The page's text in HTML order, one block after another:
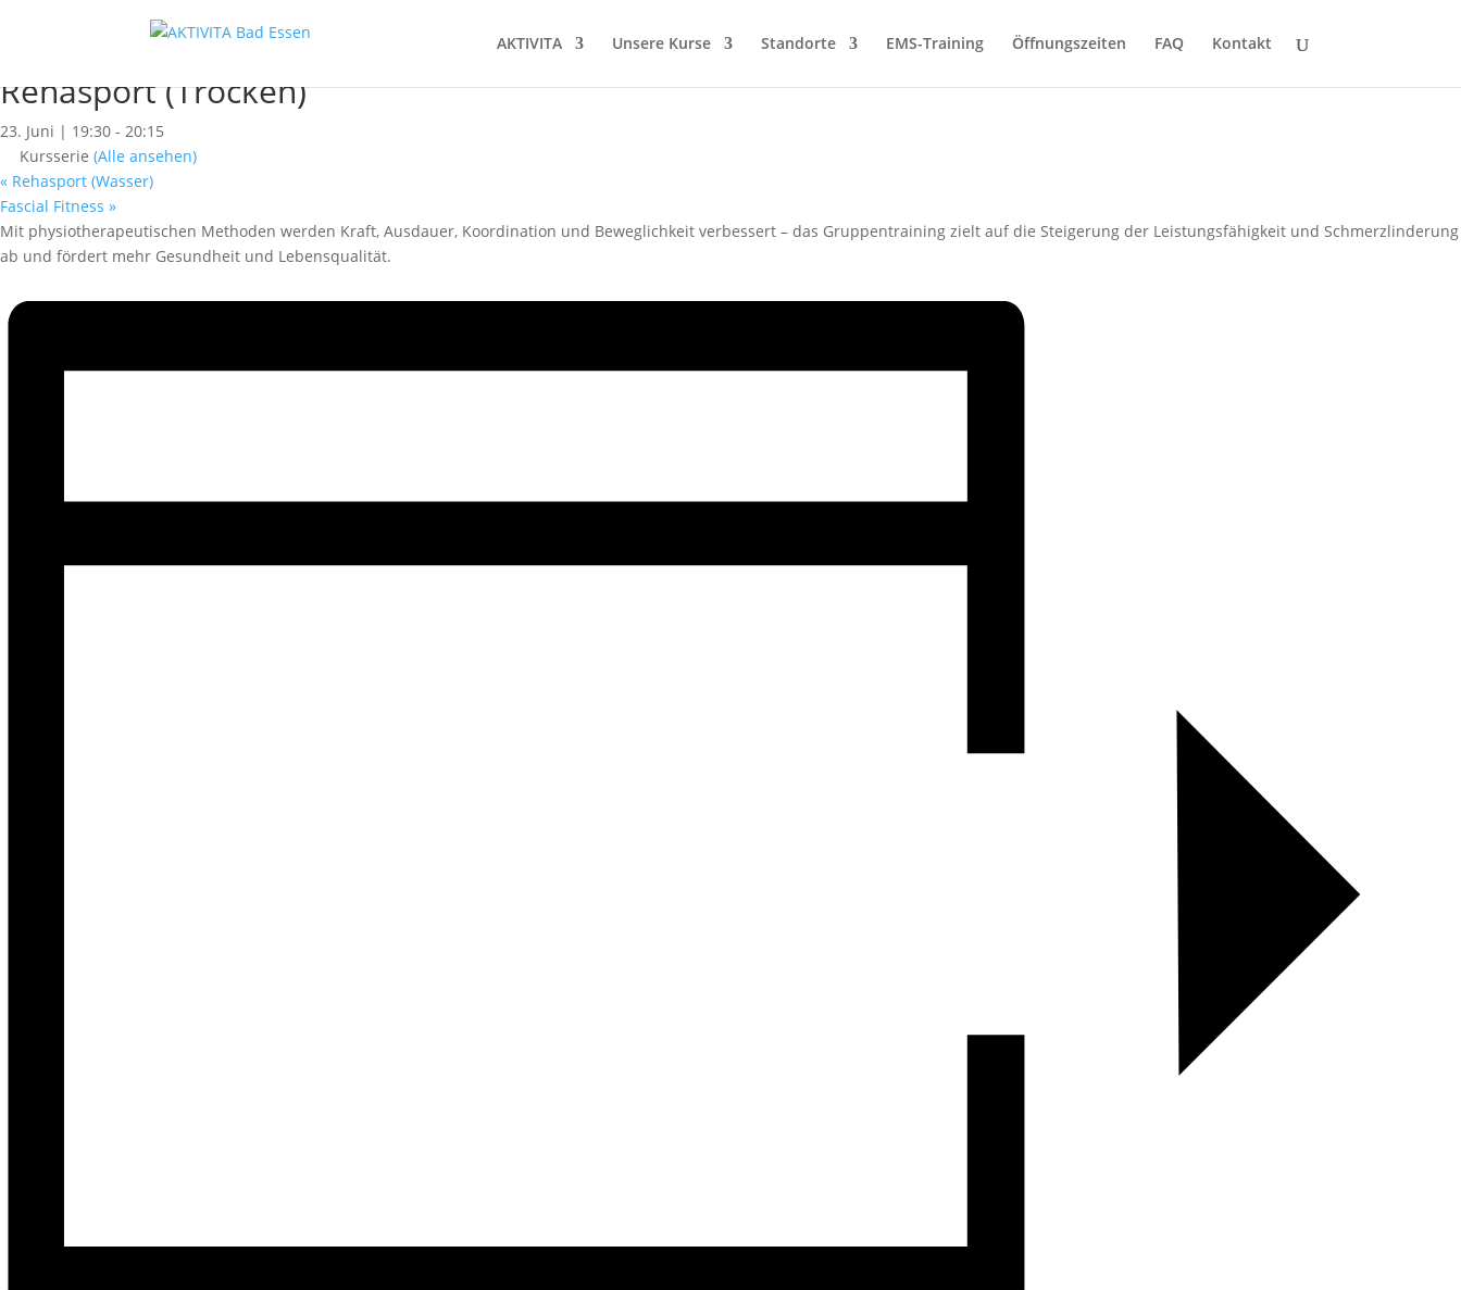
AKTIVITA Unsere Kurse Standorte EMS-Training Öffnungszeiten FAQ Kontakt
Rehasport (Trocken)
23. Juni | 19:30 - 20:15
Kursserie (Alle ansehen)
« Rehasport (Wasser)
Fascial Fitness »
Mit physiotherapeutischen Methoden werden Kraft, Ausdauer, Koordination und Beweglichkeit verbessert – das Gruppentraining zielt auf die Steigerung der Leistungsfähigkeit und Schmerzlinderung
ab und fördert mehr Gesundheit und Lebensqualität.